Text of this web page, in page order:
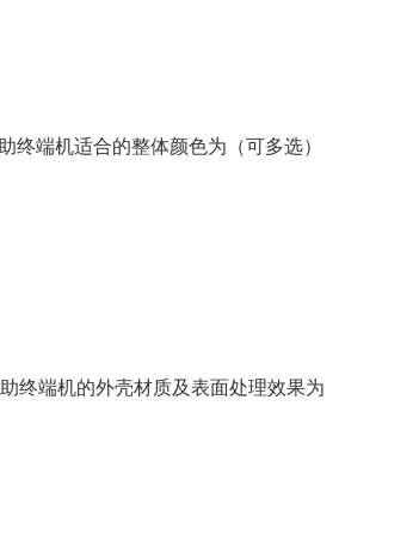
终端机适合的整体颜色为（可多选）
终端机的外壳材质及表面处理效果为